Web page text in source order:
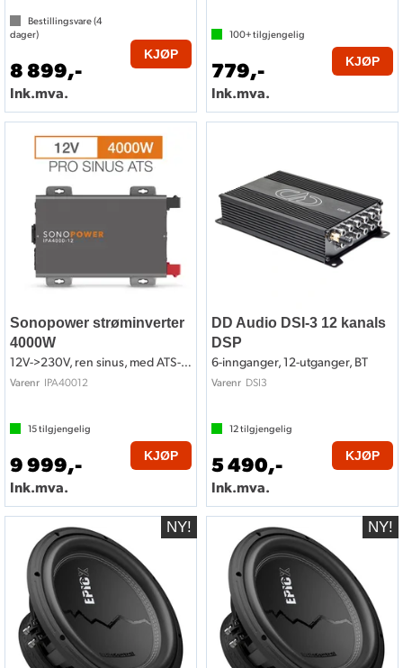
Bestillingsvare (4
dager)
8 899,-
Ink.mva.
KJØP
100+tilgjengelig
779,-
Ink.mva.
KJØP
Sonopower strøminverter
4000W
12V->230V, ren sinus, med ATS-funksjon
Varenr IPA40012
15tilgjengelig
9 999,-
Ink.mva.
KJØP
DD Audio DSI-3 12 kanals
DSP
6-innganger, 12-utganger, BT
Varenr DSI3
12tilgjengelig
5 490,-
Ink.mva.
KJØP